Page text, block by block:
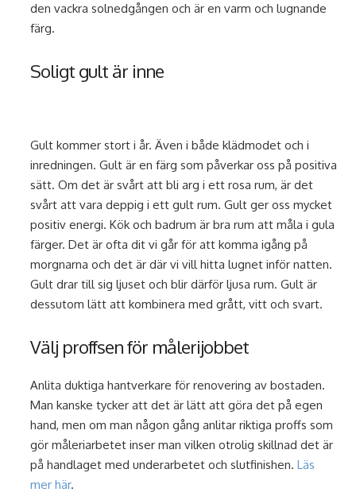
den vackra solnedgången och är en varm och lugnande
färg.
Soligt gult är inne
Gult kommer stort i år. Även i både klädmodet och i
inredningen. Gult är en färg som påverkar oss på positiva
sätt. Om det är svårt att bli arg i ett rosa rum, är det
svårt att vara deppig i ett gult rum. Gult ger oss mycket
positiv energi. Kök och badrum är bra rum att måla i gula
färger. Det är ofta dit vi går för att komma igång på
morgnarna och det är där vi vill hitta lugnet inför natten.
Gult drar till sig ljuset och blir därför ljusa rum. Gult är
dessutom lätt att kombinera med grått, vitt och svart.
Välj proffsen för målerijobbet
Anlita duktiga hantverkare för renovering av bostaden.
Man kanske tycker att det är lätt att göra det på egen
hand, men om man någon gång anlitar riktiga proffs som
gör måleriarbetet inser man vilken otrolig skillnad det är
på handlaget med underarbetet och slutfinishen.Läs
mer här.